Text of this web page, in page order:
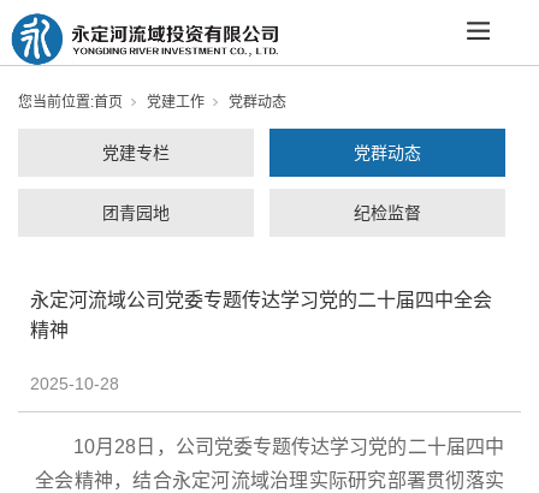
您当前位置:首页 党建工作 党群动态
党建专栏 党群动态
团青园地 纪检监督
永定河流域公司党委专题传达学习党的二十届四中全会
精神
2025-10-28
10月28日，公司党委专题传达学习党的二十届四中
全会精神，结合永定河流域治理实际研究部署贯彻落实